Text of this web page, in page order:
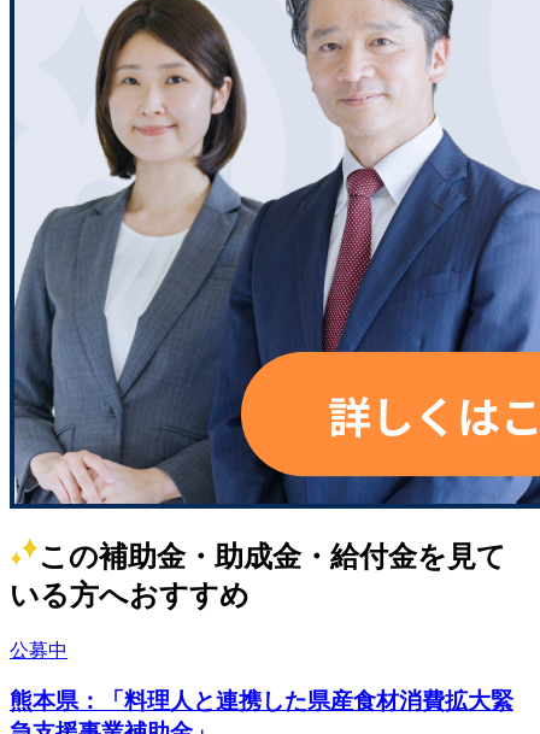
この補助金・助成金・給付金を見て
いる方へおすすめ
公募中
熊本県：「料理人と連携した県産食材消費拡大緊